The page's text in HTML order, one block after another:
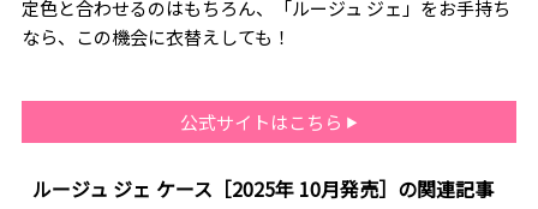
定色と合わせるのはもちろん、「ルージュ ジェ」をお手持ち
なら、この機会に衣替えしても！
公式サイトはこちら
ルージュ ジェ ケース［2025年 10月発売］の関連記事